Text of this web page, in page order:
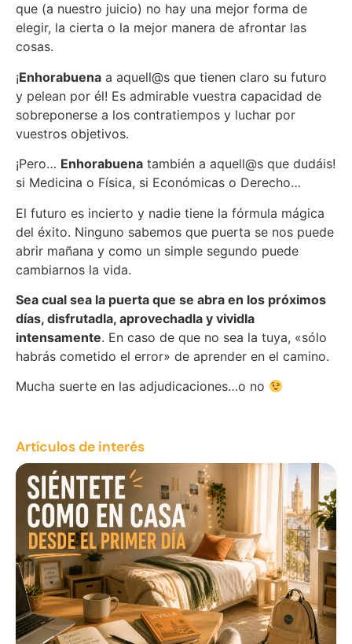
que (a nuestro juicio) no hay una mejor forma de
elegir, la cierta o la mejor manera de afrontar las
cosas.
¡Enhorabuena a aquell@s que tienen claro su futuro
y pelean por él! Es admirable vuestra capacidad de
sobreponerse a los contratiempos y luchar por
vuestros objetivos.
¡Pero… Enhorabuena también a aquell@s que dudáis!
si Medicina o Física, si Económicas o Derecho…
El futuro es incierto y nadie tiene la fórmula mágica
del éxito. Ninguno sabemos que puerta se nos puede
abrir mañana y como un simple segundo puede
cambiarnos la vida.
Sea cual sea la puerta que se abra en los próximos
días, disfrutadla, aprovechadla y vividla
intensamente. En caso de que no sea la tuya, «sólo
habrás cometido el error» de aprender en el camino.
Mucha suerte en las adjudicaciones…o no
Artículos de interés